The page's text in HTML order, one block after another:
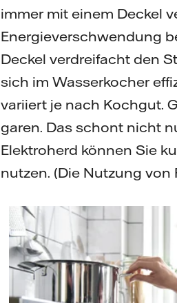
immer mit einem Deckel
Energieverschwendung
Deckel verdreifacht den
sich im Wasserkocher
variiert je nach Kochgut.
garen. Das schont nicht
Elektroherd können Sie
nutzen. (Die Nutzung